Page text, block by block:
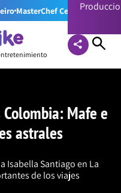
MasterChef Celebrity
Mafe e
astrales
Isabella Santiago en La
de los viajes